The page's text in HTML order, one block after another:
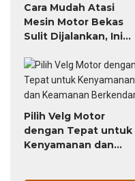
Cara Mudah Atasi
Mesin Motor Bekas
Sulit Dijalankan, Ini
Pilih Velg Motor
dengan Tepat untuk
Kenyamanan dan